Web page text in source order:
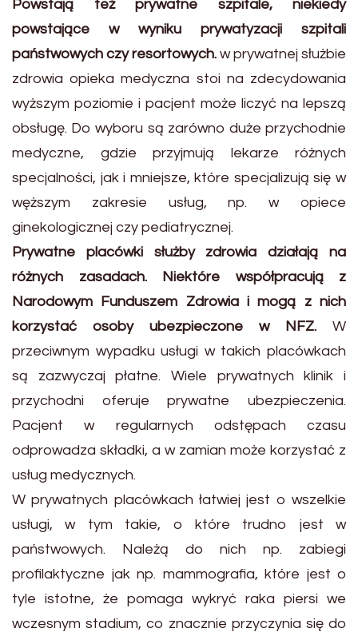
Powstają też prywatne szpitale, niekiedy
powstające w wyniku prywatyzacji szpitali
państwowych czy resortowych. w prywatnej służbie
zdrowia opieka medyczna stoi na zdecydowania
wyższym poziomie i pacjent może liczyć na lepszą
obsługę. Do wyboru są zarówno duże przychodnie
medyczne, gdzie przyjmują lekarze różnych
specjalności, jak i mniejsze, które specjalizują się w
węższym zakresie usług, np. w opiece
ginekologicznej czy pediatrycznej.
Prywatne placówki służby zdrowia działają na
różnych zasadach. Niektóre współpracują z
Narodowym Funduszem Zdrowia i mogą z nich
korzystać osoby ubezpieczone w NFZ. W
przeciwnym wypadku usługi w takich placówkach
są zazwyczaj płatne. Wiele prywatnych klinik i
przychodni oferuje prywatne ubezpieczenia.
Pacjent w regularnych odstępach czasu
odprowadza składki, a w zamian może korzystać z
usług medycznych.
W prywatnych placówkach łatwiej jest o wszelkie
usługi, w tym takie, o które trudno jest w
państwowych. Należą do nich np. zabiegi
profilaktyczne jak np. mammografia, które jest o
tyle istotne, że pomaga wykryć raka piersi we
wczesnym stadium, co znacznie przyczynia się do